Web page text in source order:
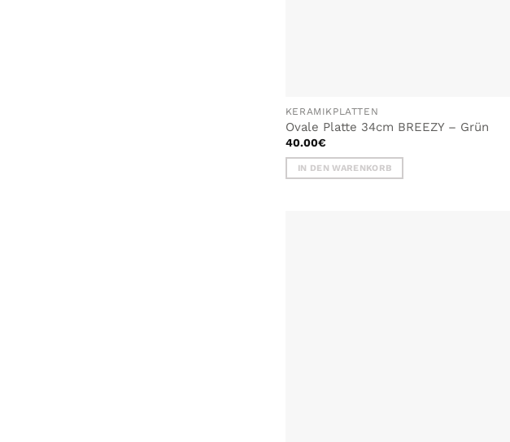
KERAMIKPLATTEN
Ovale Platte 34cm BREEZY – Grün
40.00€
IN DEN WARENKORB